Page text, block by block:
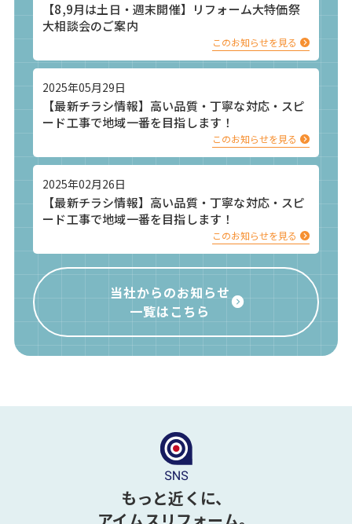
【8,9月は土日・週末開催】リフォーム大特価祭
大相談会のご案内
このお知らせを見る
2025年05月29日
【最新チラシ情報】高い品質・丁寧な対応・スピ
ード工事で地域一番を目指します！
このお知らせを見る
2025年02月26日
【最新チラシ情報】高い品質・丁寧な対応・スピ
ード工事で地域一番を目指します！
このお知らせを見る
当社からのお知らせ
一覧はこちら
もっと近くに、
アイムスリフォーム。